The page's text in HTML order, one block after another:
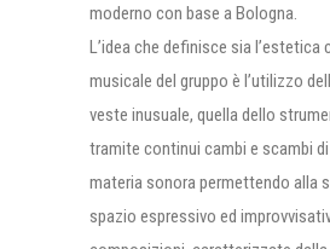
moderno con base a Bologna.
L’idea che definisce sia l’estetica
musicale del gruppo è l’utilizzo
veste inusuale, quella dello
tramite continui cambi e scambi
materia sonora permettendo alla
spazio espressivo ed